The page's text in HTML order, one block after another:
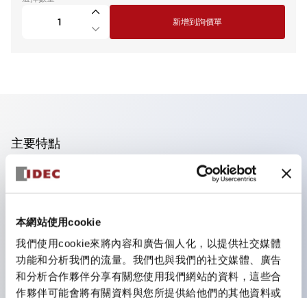
本網站使用cookie
我們使用cookie來將內容和廣告個人化，以提供社交媒體
功能和分析我們的流量。我們也與我們的社交媒體、廣告
和分析合作夥伴分享有關您使用我們網站的資料，這些合
作夥伴可能會將有關資料與您所提供給他們的其他資料或
新增到詢價單
主要特點
IP65/防噴流型・鋁壓鑄製盒體。採用φ30控制單元！
色、銘板等）及組合的標準品。
可實現多種組合構成。安裝單元可根據用途自由選擇豐富
的φ30系列控制單元，能在非常廣泛的範圍內進行組合構
成。